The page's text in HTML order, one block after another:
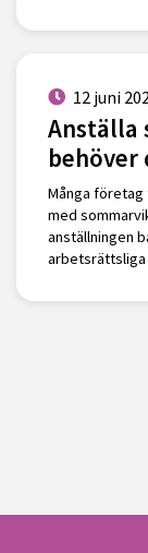
12 juni
Anställa
behöver
Många
med
anställningen